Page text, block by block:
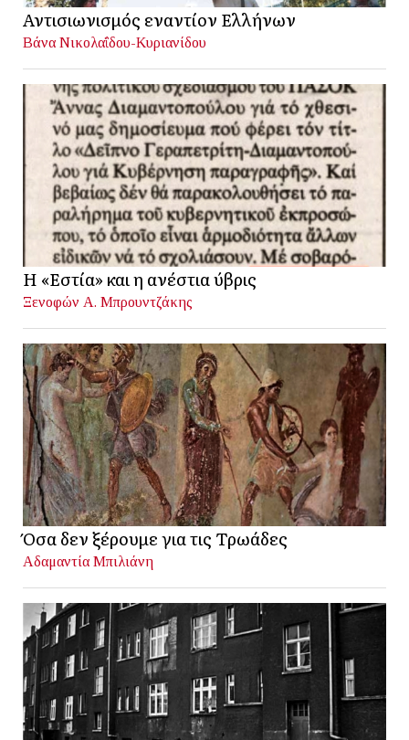
Αντισιωνισμός εναντίον Ελλήνων
Βάνα Νικολαΐδου-Κυριανίδου
Η «Εστία» και η ανέστια ύβρις
Ξενοφών Α. Μπρουντζάκης
Όσα δεν ξέρουμε για τις Τρωάδες
Αδαμαντία Μπιλιάνη